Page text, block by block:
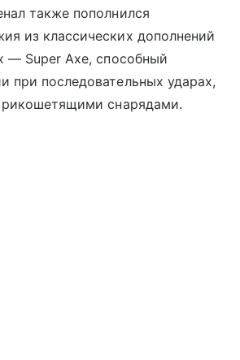
также пополнился
из классических дополнений
— Super Axe, способный
при последовательных ударах,
рикошетящими снарядами.